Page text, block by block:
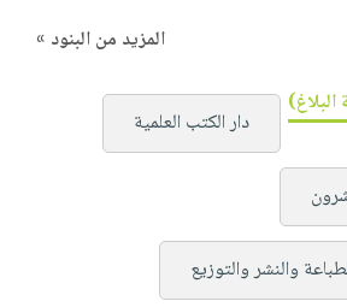
المزيد من البنود »
دار الكتب العلمية
والنشر والتوزيع